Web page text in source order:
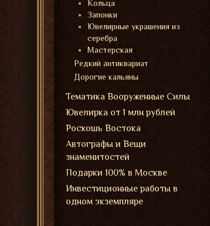
Кольца
Запонки
Ювелирные украшения из
серебра
Мастерская
Редкий антиквариат
Дорогие кальяны
Тематика Вооруженные Силы
Ювелирка от 1 млн рублей
Роскошь Востока
Автографы и Вещи
знаменитостей
Подарки 100% в Москве
Инвестиционные работы в
одном экземпляре